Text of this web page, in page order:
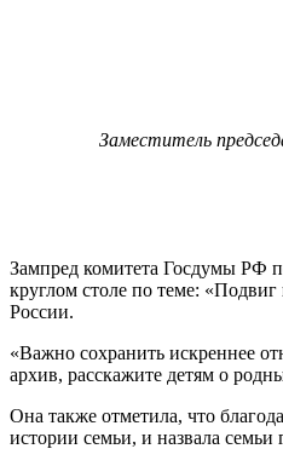
Заместитель
Зампред комитета Госдумы РФ
круглом столе по теме:
России.
«Важно сохранить искреннее
архив, расскажите детям о
Она также отметила, что
истории семьи, и назвала